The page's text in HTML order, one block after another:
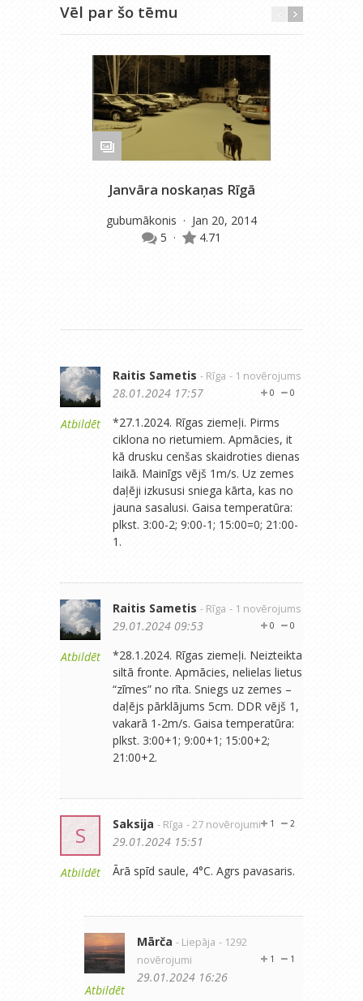
Vēl par šo tēmu
Janvāra noskaņas Rīgā
gubumākonis · Jan 20, 2014
5 · 4.71
Atbildēt
Raitis Sametis - Rīga - 1 novērojums
0
0
28.01.2024 17:57
*27.1.2024. Rīgas ziemeļi. Pirms
ciklona no rietumiem. Apmācies, it
kā drusku cenšas skaidroties dienas
laikā. Mainīgs vējš 1m/s. Uz zemes
daļēji izkususi sniega kārta, kas no
jauna sasalusi. Gaisa temperatūra:
plkst. 3:00-2; 9:00-1; 15:00=0; 21:00-
1.
Atbildēt
Raitis Sametis - Rīga - 1 novērojums
0
0
29.01.2024 09:53
*28.1.2024. Rīgas ziemeļi. Neizteikta
siltā fronte. Apmācies, nelielas lietus
“zīmes” no rīta. Sniegs uz zemes –
daļējs pārklājums 5cm. DDR vējš 1,
vakarā 1-2m/s. Gaisa temperatūra:
plkst. 3:00+1; 9:00+1; 15:00+2;
21:00+2.
S
Atbildēt
Saksija - Rīga - 27 novērojumi 2
1
29.01.2024 15:51
Ārā spīd saule, 4°C. Agrs pavasaris.
Atbildēt
Mārča - Liepāja - 1292
novērojumi
1
1
29.01.2024 16:26